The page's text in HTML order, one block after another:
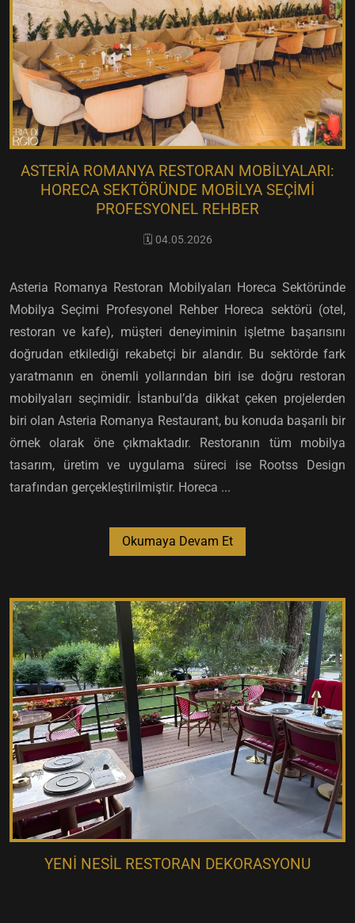
ASTERIA ROMANYA RESTORAN MOBILYALARI:
HORECA SEKTÖRÜNDE MOBILYA SEÇIMI
PROFESYONEL REHBER
🗓️ 04.05.2026
Asteria Romanya Restoran Mobilyaları Horeca Sektöründe
Mobilya Seçimi Profesyonel Rehber Horeca sektörü (otel,
restoran ve kafe), müşteri deneyiminin işletme başarısını
doğrudan etkilediği rekabetçi bir alandır. Bu sektörde fark
yaratmanın en önemli yollarından biri ise doğru restoran
mobilyaları seçimidir. İstanbul’da dikkat çeken projelerden
biri olan Asteria Romanya Restaurant, bu konuda başarılı bir
örnek olarak öne çıkmaktadır. Restoranın tüm mobilya
tasarım, üretim ve uygulama süreci ise Rootss Design
tarafından gerçekleştirilmiştir. Horeca ...
Okumaya Devam Et
YENI NESIL RESTORAN DEKORASYONU